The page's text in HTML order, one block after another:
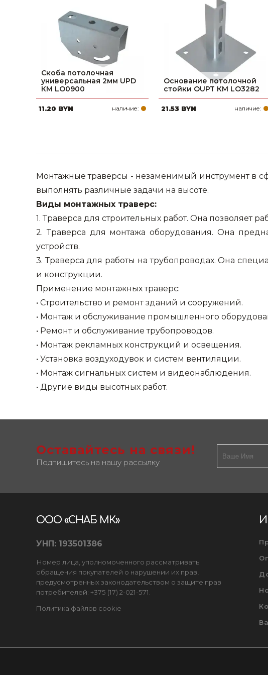
Садовая техника, оснастка и принадлежности
Сварочное оборудование и материалы
Средства индивидуальной защиты и спецодежда
Хранение инструмента (ящики, сумки, пояса, тележки)
Хозтовары
Крепеж и фурнитура
Строительные и отделочные материалы
Садовый инструмент, вазоны, горшки и кашпо, теплицы, парники
Товары для дома
Автомобильные товары, инструменты
Автоклавы. Дистилляторы
Дистилляторы
Скоба потолочная
универсальная 2мм UPD
КМ LO0900
11.20 BYN наличие:
Основание потолочной
стойки OUPT КМ LO3282
21.53 BYN наличие:
Монтажные траверсы - незаменимый инструмент в
выполнять различные задачи на высоте.
Виды монтажных траверс:
1. Траверса для строительных работ. Она позволяет
2. Траверса для монтажа оборудования. Она
устройств.
3. Траверса для работы на трубопроводах. Она
и конструкции.
Применение монтажных траверс:
• Строительство и ремонт зданий и сооружений.
• Монтаж и обслуживание промышленного
• Ремонт и обслуживание трубопроводов.
• Монтаж рекламных конструкций и освещения.
• Установка воздуходувок и систем вентиляции.
• Монтаж сигнальных систем и видеонаблюдения.
• Другие виды высотных работ.
Оставайтесь на связи!
Подпишитесь на нашу рассылку
ООО «СНАБ МК»
УНП: 193501386
Номер лица, уполномоченного рассматривать
обращения покупателей о нарушении их прав,
предусмотренных законодательством о защите прав
потребителей: +375 (17) 2-021-571.
Политика файлов cookie